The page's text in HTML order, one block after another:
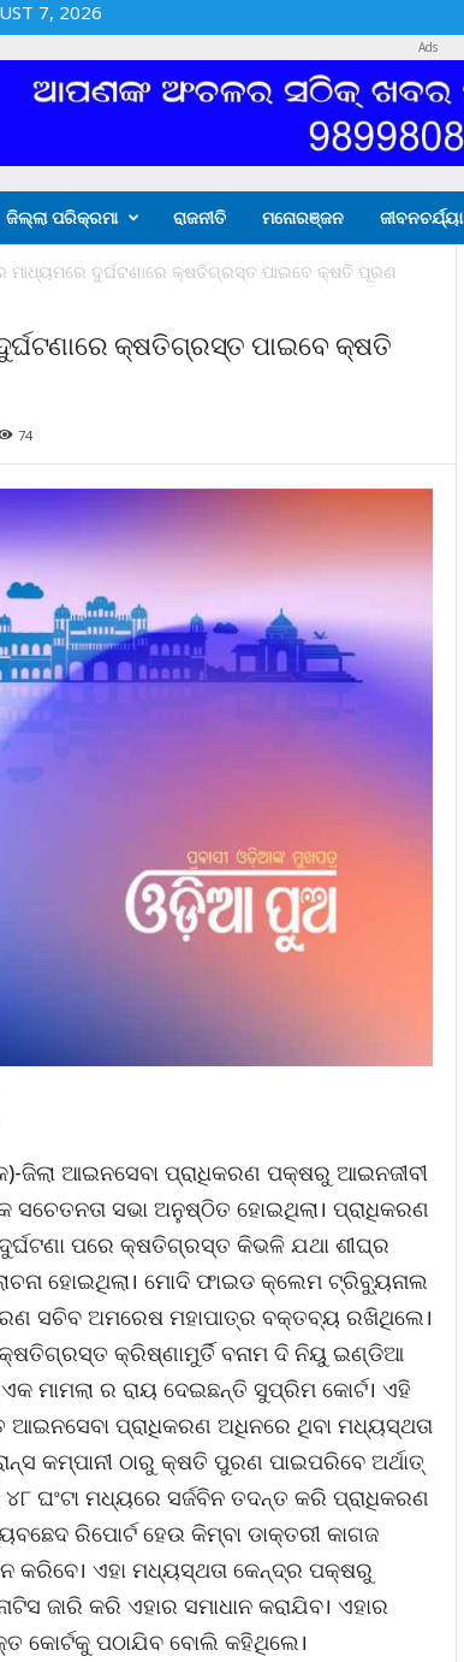
7, 2026
Ads
ଜିଲ୍ଲା ପରିକ୍ରମା ରାଜନୀତି ମନୋରଞ୍ଜନ ଜୀବନଚର୍ଯ୍ୟା
ମାଧ୍ୟମରେ ଦୁର୍ଘଟଣାରେ କ୍ଷତିଗ୍ରସ୍ତ ପାଇବେ କ୍ଷତି ପୂରଣ
କ୍ଷତିଗ୍ରସ୍ତ ପାଇବେ କ୍ଷତି
74
ଜିଲା ଆଇନସେବା ପ୍ରାଧିକରଣ ପକ୍ଷରୁ ଆଇନଜୀବୀ
ସଚେତନତା ସଭା ଅନୁଷ୍ଠିତ ହୋଇଥିଲା। ପ୍ରାଧିକରଣ
ପରେ କ୍ଷତିଗ୍ରସ୍ତ କିଭଳି ଯଥା ଶୀଘ୍ର
ହୋଇଥିଲା। ମୋଦି ଫାଇଡ କ୍ଲେମ ଟ୍ରିବ୍ୟୁନାଲ
ସଚିବ ଅମରେଷ ମହାପାତ୍ର ବକ୍ତବ୍ୟ ରଖିଥିଲେ।
କ୍ରିଷ୍ଣାମୁର୍ତି ବନାମ ଦି ନିୟୁ ଇଣ୍ଡିଆ
ମାମଲା ର ରାୟ ଦେଇଛନ୍ତି ସୁପ୍ରିମ କୋର୍ଟ। ଏହି
ଆଇନସେବା ପ୍ରାଧିକରଣ ଅଧିନରେ ଥିବା ମଧ୍ୟସ୍ଥତା
କମ୍ପାନୀ ଠାରୁ କ୍ଷତି ପୁରଣ ପାଇପରିବେ ଅର୍ଥାତ୍
୪୮ ଘଂଟା ମଧ୍ୟରେ ସର୍ଜବିନ ତଦନ୍ତ କରି ପ୍ରାଧିକରଣ
ରିପୋର୍ଟ ହେଉ କିମ୍ବା ଡାକ୍ତରୀ କାଗଜ
କରିବେ। ଏହା ମଧ୍ୟସ୍ଥତା କେନ୍ଦ୍ର ପକ୍ଷରୁ
ଜାରି କରି ଏହାର ସମାଧାନ କରାଯିବ। ଏହାର
କୋର୍ଟକୁ ପଠାଯିବ ବୋଲି କହିଥିଲେ।